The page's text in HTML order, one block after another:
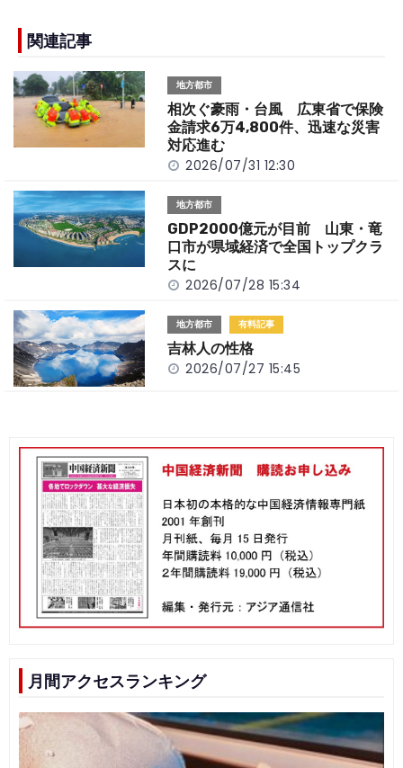
e
b
o
o
k
n
k
関連記事
地方都市
相次ぐ豪雨・台風 広東省で保険
金請求6万4,800件、迅速な災害
対応進む
2026/07/31 12:30
地方都市
GDP2000億元が目前 山東・竜
口市が県域経済で全国トップクラ
スに
2026/07/28 15:34
地方都市 有料記事
吉林人の性格
2026/07/27 15:45
月間アクセスランキング